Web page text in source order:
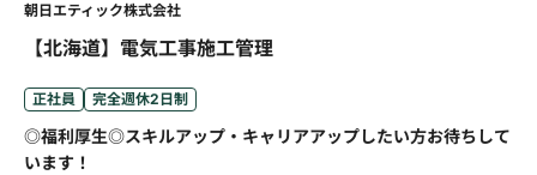
朝日エティック株式会社
【北海道】電気工事施工管理
正社員 完全週休2日制
◎福利厚生◎スキルアップ・キャリアアップしたい方お待ちして
います！